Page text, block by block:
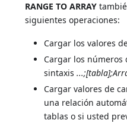
RANGE TO ARRAY
siguientes operaciones:
Cargar los valores
Cargar los
sintaxis
Cargar valores de
una relación
tablas o si usted